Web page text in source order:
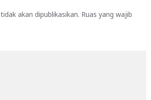
akan dipublikasikan. Ruas yang wajib